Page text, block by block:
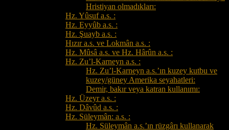
Hristiyan olmadıkları:
Hz. Yûsuf a.s. :
Hz. Eyyûb a.s. :
Hz. Şuayb a.s. :
Hızır a.s. ve Lokmân a.s. :
Hz. Mûsâ a.s. ve Hz. Hârûn a.s. :
Hz. Zu’l-Karneyn a.s. :
Hz. Zu’l-Karneyn a.s.’ın kuzey kutbu ve
kuzey/güney Amerika seyahatleri:
Demir, bakır veya katran kullanımı:
Hz. Üzeyr a.s. :
Hz. Dâvûd a.s. :
Hz. Süleymân: a.s. :
Hz. Süleymân a.s.’ın rüzgârı kullanarak